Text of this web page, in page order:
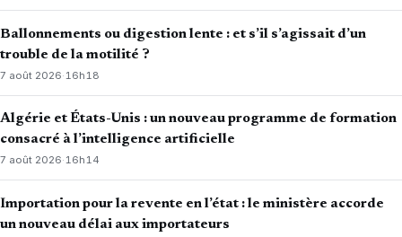
Ballonnements ou digestion lente : et s’il s’agissait d’un
trouble de la motilité ?
7 août 2026· 16h18
Algérie et États-Unis : un nouveau programme de formation
consacré à l’intelligence artificielle
7 août 2026·16h14
Importation pour la revente en l’état : le ministère accorde
un nouveau délai aux importateurs